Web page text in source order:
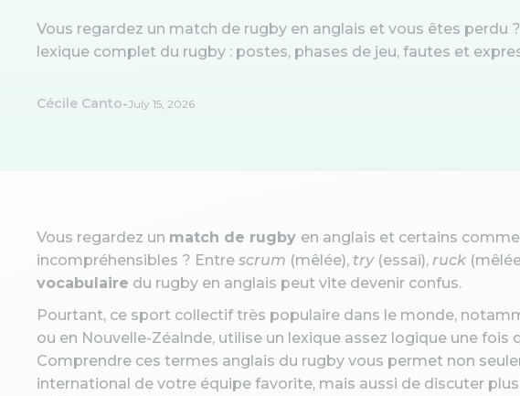
Vous regardez un match de rugby en anglais et vous êtes perdu
lexique complet du rugby : postes, phases de jeu, fautes et
Cécile Canto-July 15, 2026
Vous regardez un match de rugby en anglais et certains
incompréhensibles ? Entre scrum (mêlée), try (essai), ruck
vocabulaire du rugby en anglais peut vite devenir confus.
Pourtant, ce sport collectif très populaire dans le monde,
ou en Nouvelle-Zéalnde, utilise un lexique assez logique une fois
Comprendre ces termes anglais du rugby vous permet non
international de votre équipe favorite, mais aussi de discuter